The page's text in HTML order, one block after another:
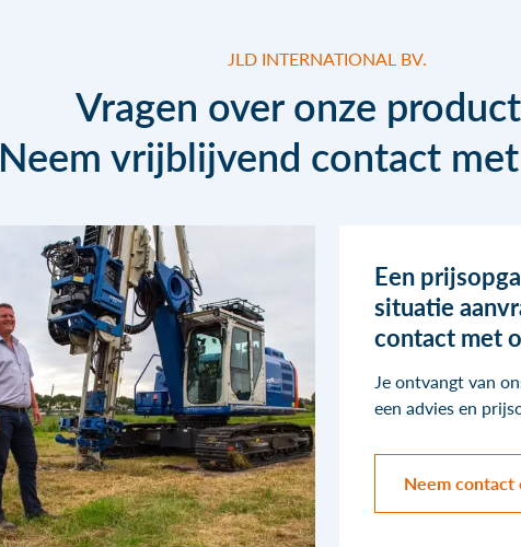
JLD INTERNATIONAL BV.
Vragen over onze
Neem vrijblijvend contact
Een
situatie
contact met
Je ontvangt van
een advies en
Neem contact